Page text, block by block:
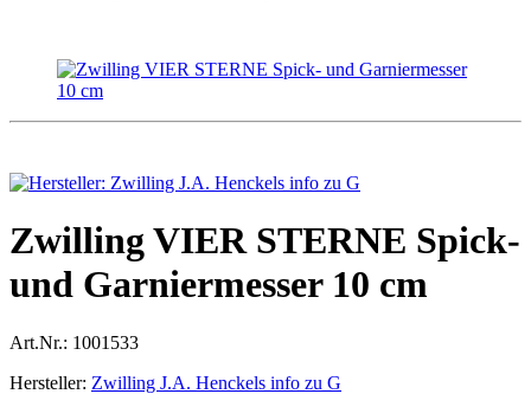
Zwilling VIER STERNE Spick-
und Garniermesser 10 cm
Art.Nr.: 1001533
Hersteller: Zwilling J.A. Henckels info zu G